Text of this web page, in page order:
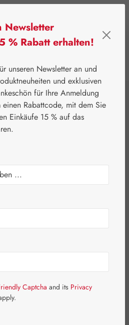
Naturprodukte
Wässer
Newsletter
% Rabatt erhalten!
unseren Newsletter an und
und exklusiven
für Ihre Anmeldung
Rabattcode, mit dem Sie
Einkäufe 15 % auf das
Captcha and its Privacy